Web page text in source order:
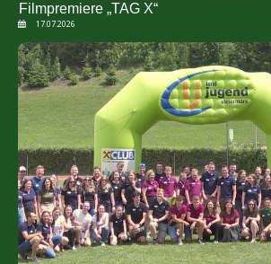
Filmpremiere „TAG X“
17.07.2026